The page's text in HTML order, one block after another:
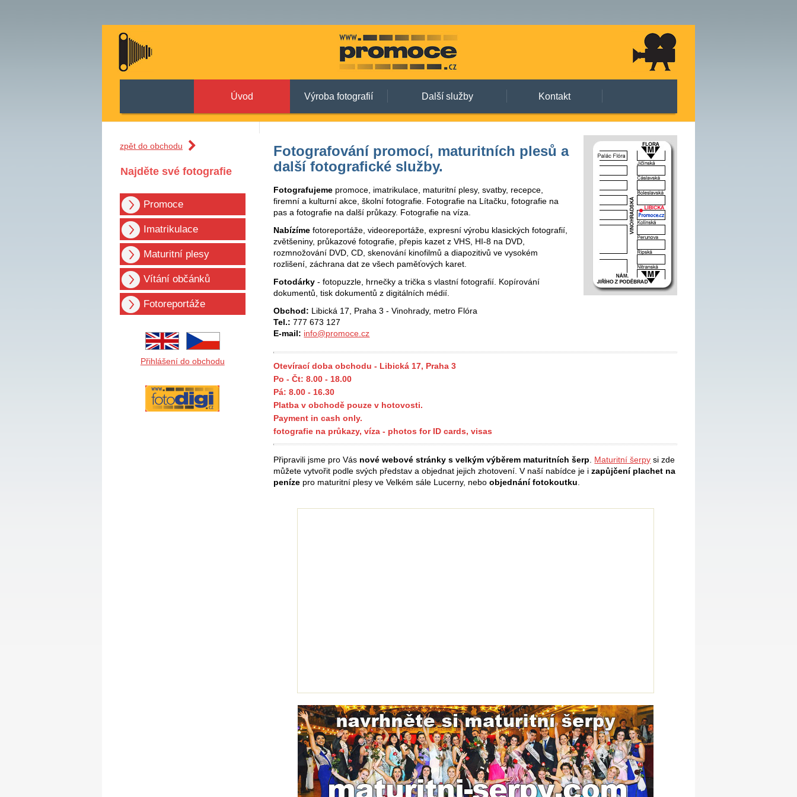
Úvod Výroba fotografií Další služby Kontakt
zpět do obchodu
Najděte své fotografie
Promoce
Imatrikulace
Maturitní plesy
Vítání občánků
Fotoreportáže
Přihlášení do obchodu
Fotografování promocí, maturitních plesů a
další fotografické služby.
Fotografujeme promoce, imatrikulace, maturitní plesy, svatby, recepce,
firemní a kulturní akce, školní fotografie. Fotografie na Lítačku, fotografie na
pas a fotografie na další průkazy. Fotografie na víza.
Nabízíme fotoreportáže, videoreportáže, expresní výrobu klasických fotografií,
zvětšeniny, průkazové fotografie, přepis kazet z VHS, HI-8 na DVD,
rozmnožování DVD, CD, skenování kinofilmů a diapozitivů ve vysokém
rozlišení, záchrana dat ze všech paměťových karet.
Fotodárky - fotopuzzle, hrnečky a trička s vlastní fotografií. Kopírování
dokumentů, tisk dokumentů z digitálních médií.
Obchod: Libická 17, Praha 3 - Vinohrady, metro Flóra
Tel.:777 673 127
E-mail: info@promoce.cz
Otevírací doba obchodu - Libická 17, Praha 3
Po - Čt: 8.00 - 18.00
Pá: 8.00 - 16.30
Platba v obchodě pouze v hotovosti.
Payment in cash only.
fotografie na průkazy, víza - photos for ID cards, visas
Připravili jsme pro Vás nové webové stránky s velkým výběrem maturitních šerp. Maturitní šerpy si zde
můžete vytvořit podle svých představ a objednat jejich zhotovení. V naší nabídce je izapůjčení plachet na
peníze pro maturitní plesy ve Velkém sále Lucerny, neboobjednání fotokoutku.